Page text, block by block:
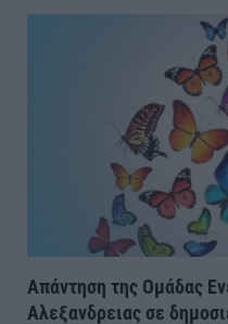
Απάντηση της Ομάδας
Αλεξανδρειας σε